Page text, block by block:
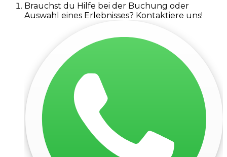
Brauchst du Hilfe bei der Buchung oder
Auswahl eines Erlebnisses? Kontaktiere uns!